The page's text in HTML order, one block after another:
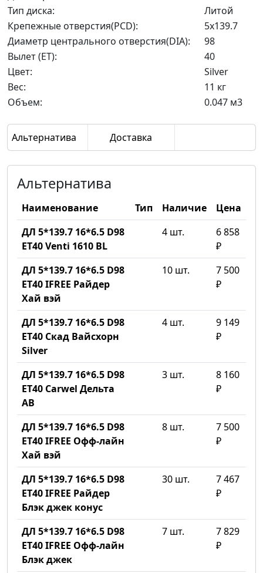
Тип диска:
Литой
Крепежные отверстия(PCD):
5x139.7
Диаметр центрального отверстия(DIA):
98
Вылет (ET):
40
Цвет:
Silver
Вес:
11 кг
Объем:
0.047 м3
Альтернатива Доставка
Альтернатива
Наименование Тип Наличие
Цена
ДЛ 5*139.7 16*6.5 D98
ET40 Venti 1610 BL
4 шт.
6 858
₽
ДЛ 5*139.7 16*6.5 D98
ET40 IFREE Райдер
Хай вэй
10 шт.
7 500
₽
ДЛ 5*139.7 16*6.5 D98
ET40 Скад Вайсхорн
Silver
4 шт.
9 149
₽
ДЛ 5*139.7 16*6.5 D98
ET40 Carwel Дельта
AB
3 шт.
8 160
₽
ДЛ 5*139.7 16*6.5 D98
ET40 IFREE Офф-лайн
Хай вэй
8 шт.
7 500
₽
ДЛ 5*139.7 16*6.5 D98
ET40 IFREE Райдер
Блэк джек конус
30 шт.
7 467
₽
ДЛ 5*139.7 16*6.5 D98
ET40 IFREE Офф-лайн
Блэк джек
7 шт.
7 829
₽